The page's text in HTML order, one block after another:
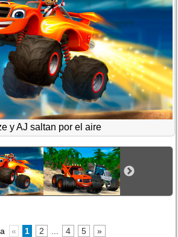
y AJ saltan por el aire
« 1 2 4 5 »